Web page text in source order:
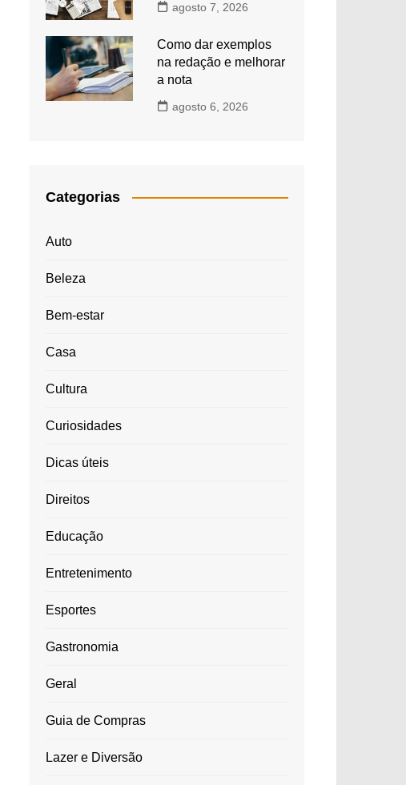
agosto 7, 2026
Como dar exemplos
na redação e melhorar
a nota
agosto 6, 2026
Categorias
Auto
Beleza
Bem-estar
Casa
Cultura
Curiosidades
Dicas úteis
Direitos
Educação
Entretenimento
Esportes
Gastronomia
Geral
Guia de Compras
Lazer e Diversão